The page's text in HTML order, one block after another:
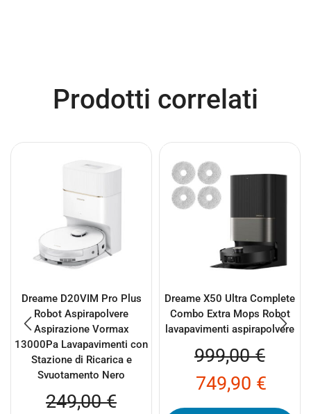
Prodotti correlati
Dreame D20VIM Pro Plus
Robot Aspirapolvere
Aspirazione Vormax
13000Pa Lavapavimenti con
Stazione di Ricarica e
Svuotamento Nero
249,00€
Dreame X50 Ultra Complete
Combo Extra Mops Robot
lavapavimenti aspirapolvere
999,00€
749,90 €